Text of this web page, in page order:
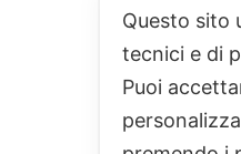
Questo sito
tecnici e di
Puoi